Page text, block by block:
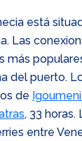
está
Las
más
del puerto.
de
, 33 horas.
entre